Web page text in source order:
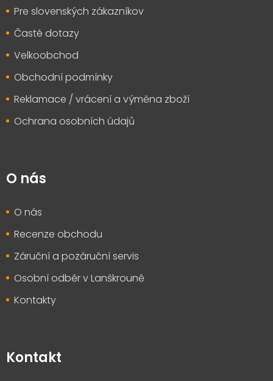
Pre slovenských zákazníkov
Časté dotazy
Velkoobchod
Obchodní podmínky
Reklamace / vrácení a výměna zboží
Ochrana osobních údajů
O nás
O nás
Recenze obchodu
Záruční a pozáruční servis
Osobní odběr v Lanškrouně
Kontakty
Kontakt